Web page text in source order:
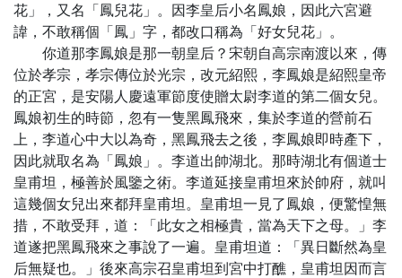
花」，又名「鳳兒花」。因李皇后小名鳳娘，因此六宮避
諱，不敢稱個「鳳」字，都改口稱為「好女兒花」。
你道那李鳳娘是那一朝皇后？宋朝自高宗南渡以來，傳
位於孝宗，孝宗傳位於光宗，改元紹熙，李鳳娘是紹熙皇帝
的正宮，是安陽人慶遠軍節度使贈太尉李道的第二個女兒。
鳳娘初生的時節，忽有一隻黑鳳飛來，集於李道的營前石
上，李道心中大以為奇，黑鳳飛去之後，李鳳娘即時產下，
因此就取名為「鳳娘」。李道出帥湖北。那時湖北有個道士
皇甫坦，極善於風鑒之術。李道延接皇甫坦來於帥府，就叫
這幾個女兒出來都拜皇甫坦。皇甫坦一見了鳳娘，便驚惶無
措，不敢受拜，道：「此女之相極貴，當為天下之母。」李
道遂把黑鳳飛來之事說了一遍。皇甫坦道：「異日斷然為皇
后無疑也。」後來高宗召皇甫坦到宮中打醮，皇甫坦因而言